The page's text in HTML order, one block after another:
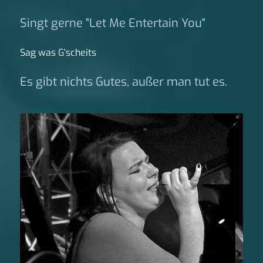
Singt gerne "Let Me Entertain You"
Sag was G‘scheits
Es gibt nichts Gutes, außer man tut es.